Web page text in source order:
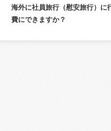
海外に社員旅行（慰安旅行）に
費にできますか？